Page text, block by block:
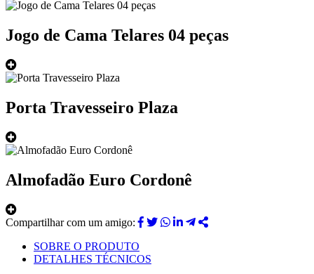
Jogo de Cama Telares 04 peças
Porta Travesseiro Plaza
Almofadão Euro Cordonê
Compartilhar com um amigo:
SOBRE O PRODUTO
DETALHES TÉCNICOS